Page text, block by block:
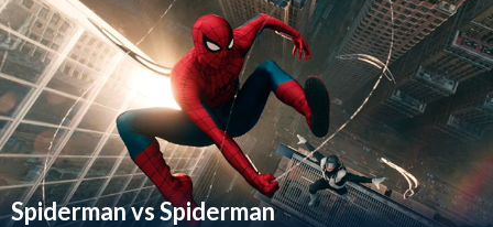
Spiderman vs Spiderman